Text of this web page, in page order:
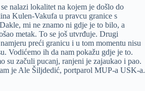
nalazi lokalitet na kojem je došlo do
Kulen-Vakufa u pravcu granice s
mi ne znamo ni gdje je to bilo, a
metak. To se još utvrđuje. Drugi
preći granicu i u tom momentu nisu
Vodićemo ih da nam pokažu gdje je to.
su začuli pucanj, ranjeni je zajaukao i pao.
je Ale Šiljdedić, portparol MUP-a USK-a.